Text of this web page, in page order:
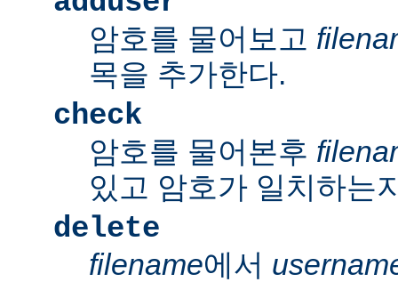
암호를 물어보고
목을 추가한다.
check
암호를 물어본후
있고 암호가 일치하는
delete
filename에서